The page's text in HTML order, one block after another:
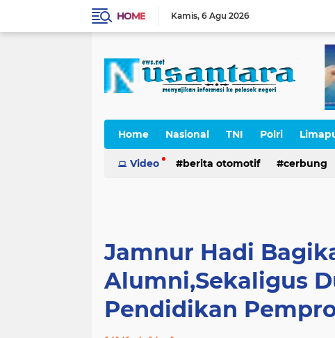
HOME Kamis 6 Agu 2026
Home Nasional TNI Polri
Cerpen
Video berita otomotif cerbung
Jamnur Hadi
Alumni,Sekaligus
Pendidikan